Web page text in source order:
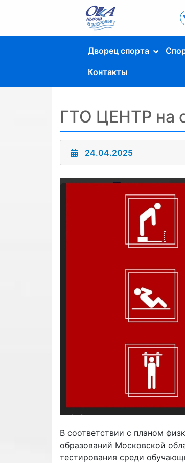
Дворец Спорта
"Ока" г. Пущино
Дворец спорта
Контакты
ГТО ЦЕНТР на
24.04.2025
В соответствии с планом
образований Московской
тестирования среди